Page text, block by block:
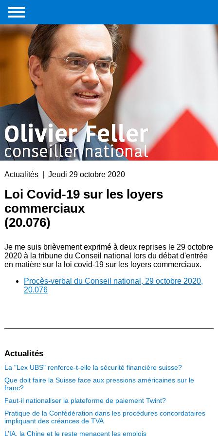
Accueil
Portrait
Interventions
parlementaires
Médias
Livre
Liens
externes
Contact
Actualités | Jeudi 29 octobre 2020
Loi Covid-19 sur les loyers
commerciaux
(20.076)
Je me suis brièvement exprimé à deux reprises le 29 octobre
2020 à la tribune du Conseil national lors du débat d'entrée
en matière sur la loi covid-19 sur les loyers commerciaux.
Procès-verbal du Conseil national, 29 octobre 2020,
20.076
Actualités
La "Lex UBS" renforce-t-elle la sécurité financière suisse?
Que doit faire la Suisse face aux pressions américaines sur le
franc?
Faut-il nationaliser la plateforme de paiement Twint?
Pratique de la Confédération dans les procédures concordataires
impliquant des créances de TVA
L’IA, la Chine et le reste menacent les emplois